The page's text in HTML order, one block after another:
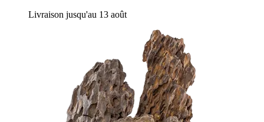
Livraison jusqu'au 13 août